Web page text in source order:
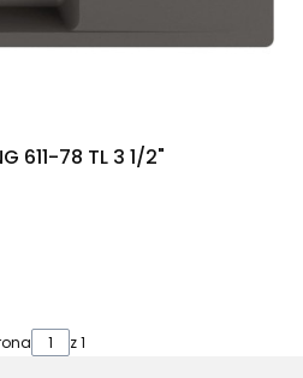
611-78 TL 3 1/2"
z 1